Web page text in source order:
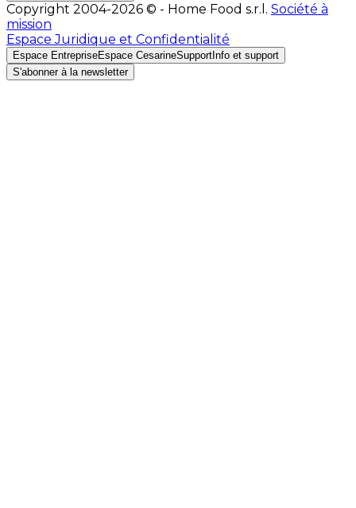
Copyright 2004-2026 © - Home Food s.r.l. Société à
mission
Espace Juridique et Confidentialité
Espace EntrepriseEspace CesarineSupport Info et support
S'abonner à la newsletter